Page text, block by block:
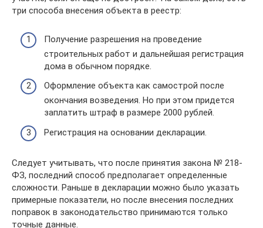
три способа внесения объекта в реестр:
Получение разрешения на проведение
строительных работ и дальнейшая регистрация
дома в обычном порядке.
Оформление объекта как самострой после
окончания возведения. Но при этом придется
заплатить штраф в размере 2000 рублей.
Регистрация на основании декларации.
Следует учитывать, что после принятия закона № 218-
ФЗ, последний способ предполагает определенные
сложности. Раньше в декларации можно было указать
примерные показатели, но после внесения последних
поправок в законодательство принимаются только
точные данные.